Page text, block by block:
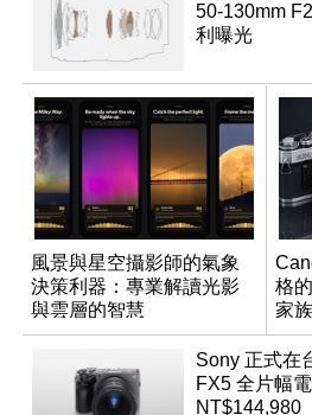
50-130mm
利曝光
風景與星空攝影師的氣象
決策利器：專業解讀光影
與雲層的智慧
App「Atmos」登場
格
家
Sony 正式在
FX5 全片幅
NT$144,980